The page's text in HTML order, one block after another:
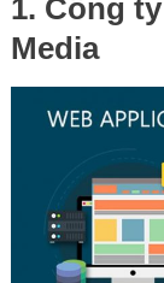
1. Công
Media